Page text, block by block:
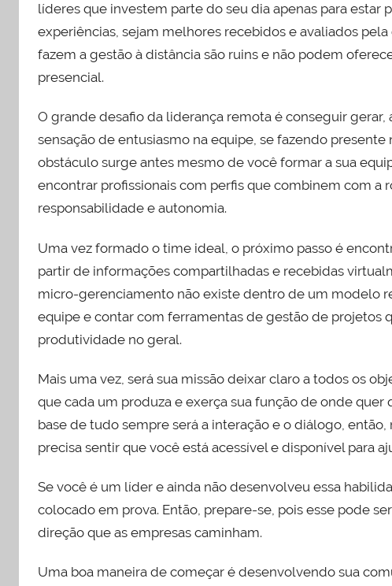
líderes que investem parte do seu dia apenas para estar
experiências, sejam melhores recebidos e avaliados
fazem a gestão à distância são ruins e não podem
presencial.
O grande desafio da liderança remota é conseguir
sensação de entusiasmo na equipe, se fazendo
obstáculo surge antes mesmo de você formar a sua
encontrar profissionais com perfis que combinem com
responsabilidade e autonomia.
Uma vez formado o time ideal, o próximo passo é
partir de informações compartilhadas e recebidas
micro-gerenciamento não existe dentro de um modelo
equipe e contar com ferramentas de gestão de projetos
produtividade no geral.
Mais uma vez, será sua missão deixar claro a todos os
que cada um produza e exerça sua função de onde quer
base de tudo sempre será a interação e o diálogo,
precisa sentir que você está acessível e disponível para
Se você é um líder e ainda não desenvolveu essa
colocado em prova. Então, prepare-se, pois esse pode
direção que as empresas caminham.
Uma boa maneira de começar é desenvolvendo sua